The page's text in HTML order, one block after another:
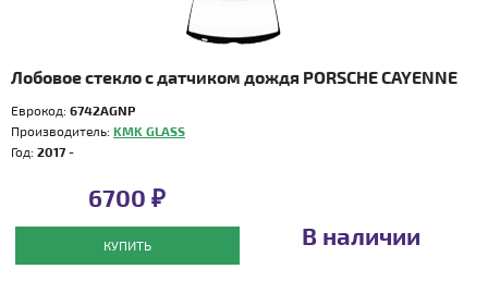
Лобовое стекло с датчиком дождя PORSCHE CAYENNE
Еврокод: 6742AGNP
Производитель: KMK GLASS
Год: 2017 -
6700 ₽
КУПИТЬ В наличии